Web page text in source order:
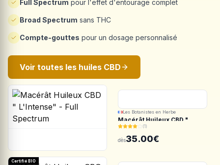
Les Botanistes en Herbe
Macérât Huileux CBD "
L'Intense" - Full Spectrum
(1)
dès35.00€
Certifié BIO
Full Spectrum pour l'effet d'entourage complet
Broad Spectrum sans THC
Compte-gouttes pour un dosage personnalisé
Voir toutes les huiles CBD